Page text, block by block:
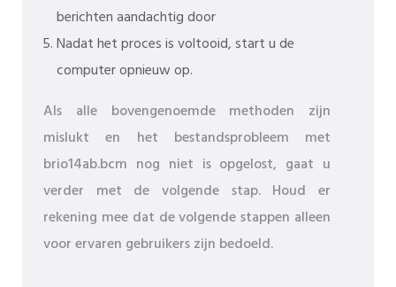
berichten aandachtig door
Nadat het proces is voltooid, start u de
computer opnieuw op.
Als alle bovengenoemde methoden zijn
mislukt en het bestandsprobleem met
brio14ab.bcm nog niet is opgelost, gaat u
verder met de volgende stap. Houd er
rekening mee dat de volgende stappen alleen
voor ervaren gebruikers zijn bedoeld.